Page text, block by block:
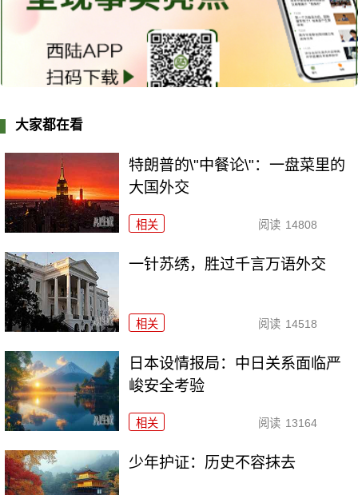
大家都在看
特朗普的\"中餐论\"：一盘菜里的
大国外交
相关 阅读 14808
一针苏绣，胜过千言万语外交
相关 阅读 14518
日本设情报局：中日关系面临严
峻安全考验
相关 阅读 13164
少年护证：历史不容抹去